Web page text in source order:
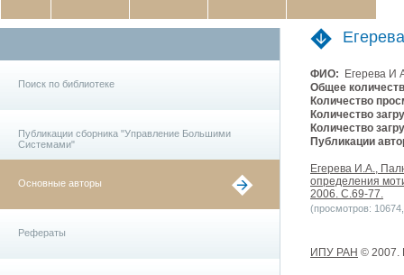
Поиск по библиотеке
Публикации сборника "Управление Большими
Системами"
Основные авторы
Рефераты
ФИО: Егерева И
Общее
Количество
Количество
Количество
Публикации
Егерева И.А.,
определения
2006. С.69-77.
(просмотров:
ИПУ РАН © 2007.